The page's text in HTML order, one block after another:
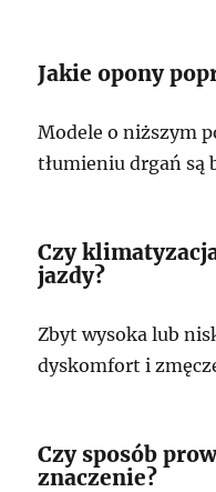
Jakie opony
Modele o niższym
tłumieniu drgań są
Czy
jazdy?
Zbyt wysoka lub
dyskomfort i
Czy sposób
znaczenie?